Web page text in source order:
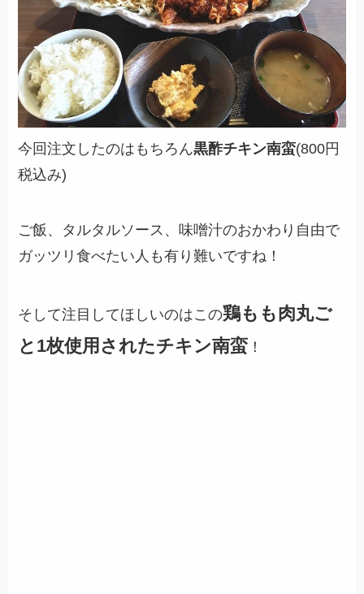
今回注文したのはもちろん黒酢チキン南蛮(800円
税込み)
ご飯、タルタルソース、味噌汁のおかわり自由で
ガッツリ食べたい人も有り難いですね！
そして注目してほしいのはこの鶏もも肉丸ご
と1枚使用されたチキン南蛮 ！